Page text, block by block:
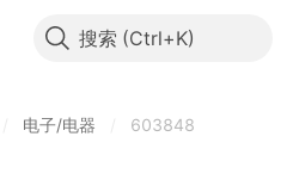
搜索
电子/电器 603848